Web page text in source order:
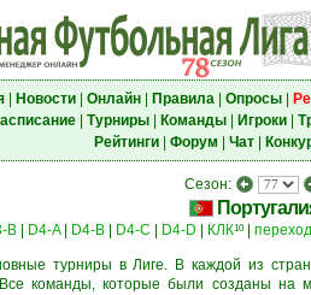
| Новости| Онлайн| Правила| Опросы|
| Турниры| Команды| Игроки|
Рейтинги| Форум Чат|
Сезон:
B| D4-A| D4-B| D4-C D4-D КЛК10|
турниры в Лиге. В каждой из
команды, которые были созданы на